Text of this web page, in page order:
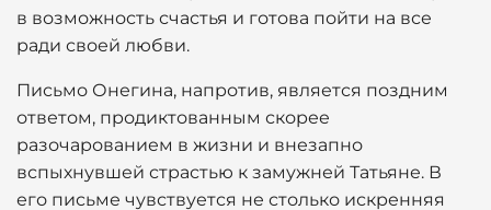
в возможность счастья и готова пойти на все
ради своей любви.
Письмо Онегина, напротив, является поздним
ответом, продиктованным скорее
разочарованием в жизни и внезапно
вспыхнувшей страстью к замужней Татьяне. В
его письме чувствуется не столько искренняя